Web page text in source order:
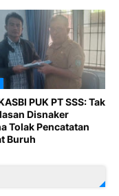
PUK PT SSS: Tak
Disnaker
Tolak Pencatatan
Buruh